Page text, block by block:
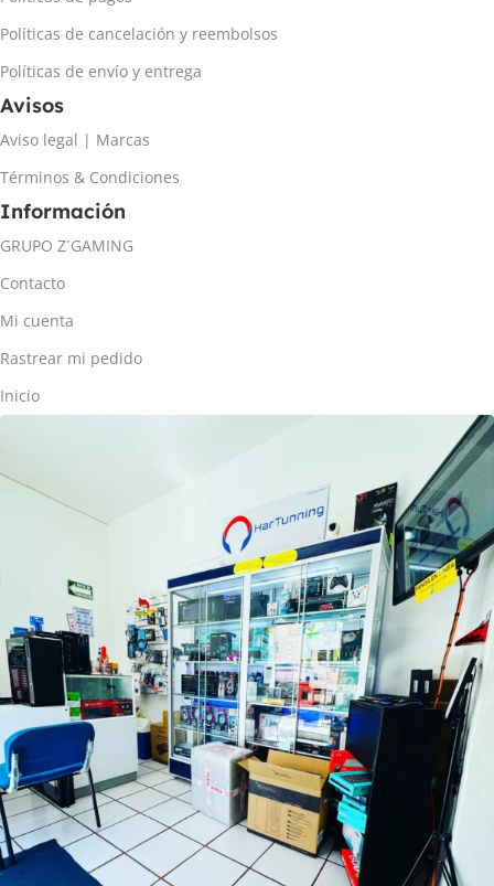
Políticas de cancelación y reembolsos
Políticas de envío y entrega
Avisos
Aviso legal | Marcas
Términos & Condiciones
Información
GRUPO Z´GAMING
Contacto
Mi cuenta
Rastrear mi pedido
Inicio